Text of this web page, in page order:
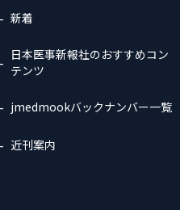
新着
日本医事新報社のおすすめコン
テンツ
jmedmookバックナンバー一覧
近刊案内